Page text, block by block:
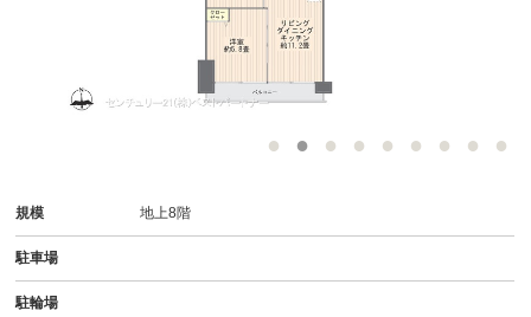
規模 地上8階
駐車場
駐輪場